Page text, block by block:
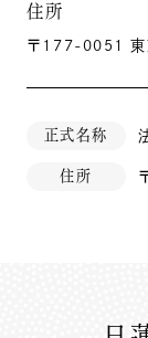
住所
〒177-0051 東
正式名称
住所